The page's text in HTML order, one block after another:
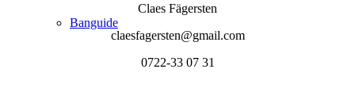
Banguide
Claes Fägersten
claesfagersten@gmail.com
0722-33 07 31